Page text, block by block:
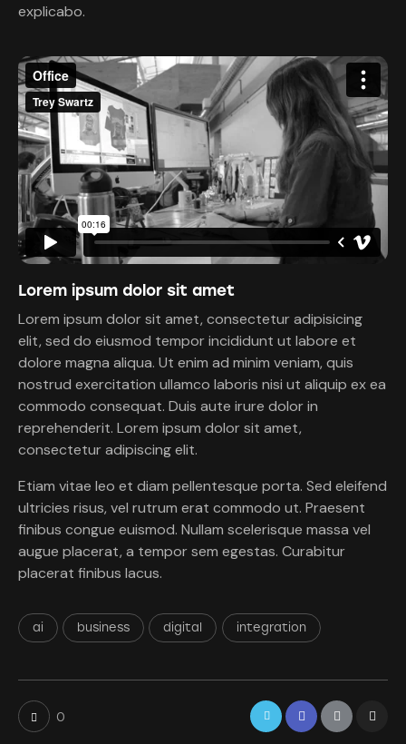
explicabo.
Lorem ipsum dolor sit amet
Lorem ipsum dolor sit amet, consectetur adipisicing
elit, sed do eiusmod tempor incididunt ut labore et
dolore magna aliqua. Ut enim ad minim veniam, quis
nostrud exercitation ullamco laboris nisi ut aliquip ex ea
commodo consequat. Duis aute irure dolor in
reprehenderit. Lorem ipsum dolor sit amet,
consectetur adipiscing elit.
Etiam vitae leo et diam pellentesque porta. Sed eleifend
ultricies risus, vel rutrum erat commodo ut. Praesent
finibus congue euismod. Nullam scelerisque massa vel
augue placerat, a tempor sem egestas. Curabitur
placerat finibus lacus.
ai business digital integration
0